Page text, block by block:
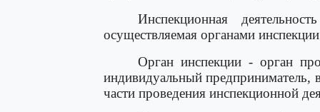
Инспекционная
осуществляемая органами
Орган инспекции - орган
индивидуальный предприниматель,
части проведения инспекционной